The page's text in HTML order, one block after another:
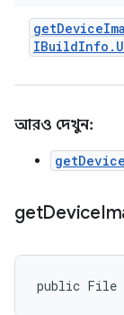
getDevice
IBuildInfo .
আরও দেখুন:
getDevice
public File